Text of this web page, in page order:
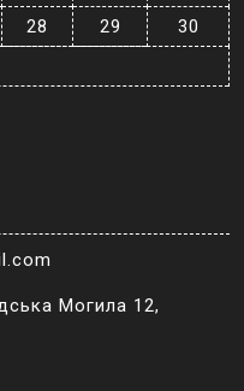
28 29
30
Могила 12,